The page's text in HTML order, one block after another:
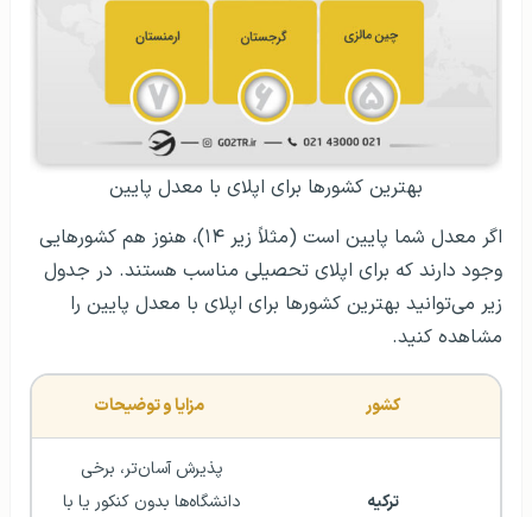
بهترین کشورها برای اپلای با معدل پایین
اگر معدل شما پایین است (مثلاً زیر ۱۴)، هنوز هم کشورهایی
وجود دارند که برای اپلای تحصیلی مناسب هستند. در جدول
زیر می‌توانید بهترین کشورها برای اپلای با معدل پایین را
مشاهده کنید.
کشور مزایا و توضیحات
ترکیه